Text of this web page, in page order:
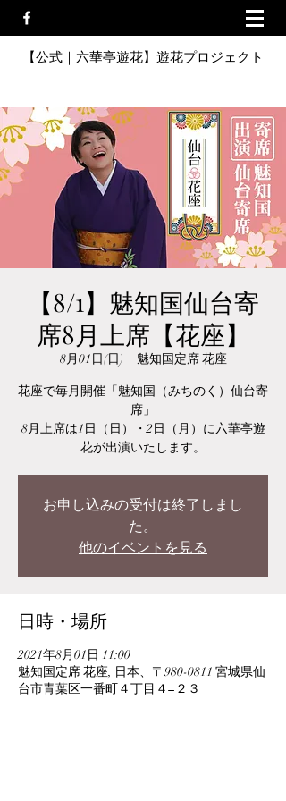
【公式｜六華亭遊花】遊花プロジェクト
【8/1】魅知国仙台寄
席8月上席【花座】
8月01日(日)
  |
魅知国定席 花座
花座で毎月開催「魅知国（みちのく）仙台寄
席」
8月上席は1日（日）・2日（月）に六華亭遊
花が出演いたします。
お申し込みの受付は終了しまし
た。
他のイベントを見る
日時・場所
2021年8月01日 11:00
魅知国定席 花座, 日本、〒980-0811 宮城県仙
台市青葉区一番町４丁目４−２３